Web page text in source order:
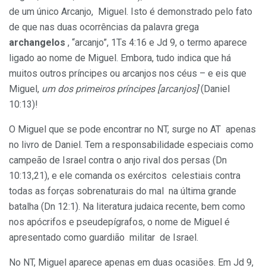
de um único Arcanjo, Miguel. Isto é demonstrado pelo fato
de que nas duas ocorrências da palavra grega
archangelos , “arcanjo”, 1Ts 4:16 e Jd 9, o termo aparece
ligado ao nome de Miguel. Embora, tudo indica que há
muitos outros príncipes ou arcanjos nos céus – e eis que
Miguel, um dos primeiros príncipes [arcanjos](Daniel
10:13)!
O Miguel que se pode encontrar no NT, surge no AT apenas
no livro de Daniel. Tem a responsabilidade especiais como
campeão de Israel contra o anjo rival dos persas (Dn
10:13,21), e ele comanda os exércitos celestiais contra
todas as forças sobrenaturais do mal na última grande
batalha (Dn 12:1). Na literatura judaica recente, bem como
nos apócrifos e pseudepígrafos, o nome de Miguel é
apresentado como guardião militar de Israel.
No NT, Miguel aparece apenas em duas ocasiões. Em Jd 9,